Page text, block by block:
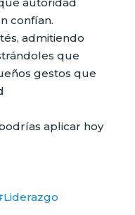
confían.
admitiendo
que
gestos que
aplicar hoy